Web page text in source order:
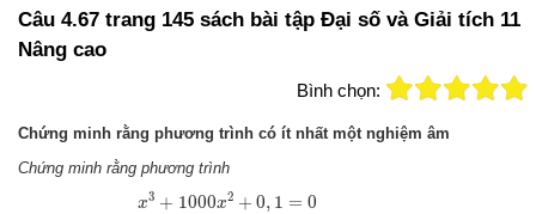
Câu 4.67 trang 145 sách bài tập Đại số và Giải tích 11
Nâng cao
Bình chọn:
Chứng minh rằng phương trình có ít nhất một nghiệm âm
Chứng minh rằng phương trình
x3 + 1000x2 + 0, 1 = 0
3 1000x + 1= 0